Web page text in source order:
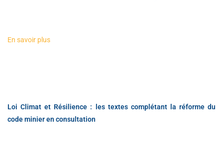
En savoir plus
Loi Climat et Résilience : les textes complétant la réforme du
code minier en consultation